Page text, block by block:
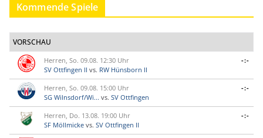
Kommende Spiele
VORSCHAU
Herren, So. 09.08. 12:30 Uhr
SV Ottfingen II vs. RW Hünsborn II
-:-
Herren, So. 09.08. 15:00 Uhr
SG Wilnsdorf/Wi... vs. SV Ottfingen
-:-
Herren, Do. 13.08. 19:00 Uhr
SF Möllmicke vs. SV Ottfingen II
-:-